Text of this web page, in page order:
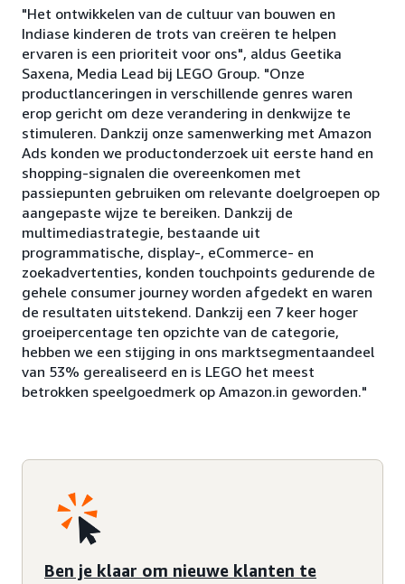
"Het ontwikkelen van de cultuur van bouwen en
Indiase kinderen de trots van creëren te helpen
ervaren is een prioriteit voor ons", aldus Geetika
Saxena, Media Lead bij LEGO Group. "Onze
productlanceringen in verschillende genres waren
erop gericht om deze verandering in denkwijze te
stimuleren. Dankzij onze samenwerking met Amazon
Ads konden we productonderzoek uit eerste hand en
shopping-signalen die overeenkomen met
passiepunten gebruiken om relevante doelgroepen op
aangepaste wijze te bereiken. Dankzij de
multimediastrategie, bestaande uit
programmatische, display-, eCommerce- en
zoekadvertenties, konden touchpoints gedurende de
gehele consumer journey worden afgedekt en waren
de resultaten uitstekend. Dankzij een 7 keer hoger
groeipercentage ten opzichte van de categorie,
hebben we een stijging in ons marktsegmentaandeel
van 53% gerealiseerd en is LEGO het meest
betrokken speelgoedmerk op Amazon.in geworden."
Ben je klaar om nieuwe klanten te